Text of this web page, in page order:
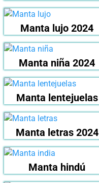
Manta lujo 2024
Manta niña 2024
Manta lentejuelas
Manta letras 2024
Manta hindú